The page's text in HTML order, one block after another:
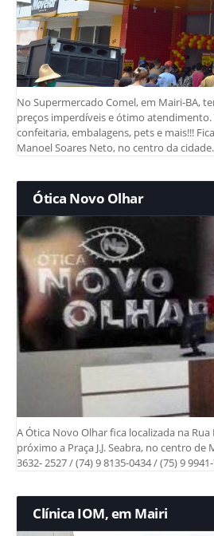
No Supermercado Comel, em Mairi-BA,
preços imperdíveis e ótimo
confeitaria, embalagens, pets e mais!!!
Manoel Soares Neto, no centro da cidade.
Ótica Novo Olhar
A Ótica Novo Olhar fica localizada na Rua
próximo a Praça J.J. Seabra, no centro de
3632- 2527 / (74) 9 8135-0434 / (75) 9
Clínica IOM, em Mairi